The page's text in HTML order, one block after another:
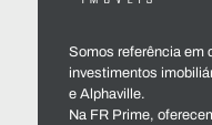
Somos referência em
investimentos
e Alphaville.
Na FR Prime,